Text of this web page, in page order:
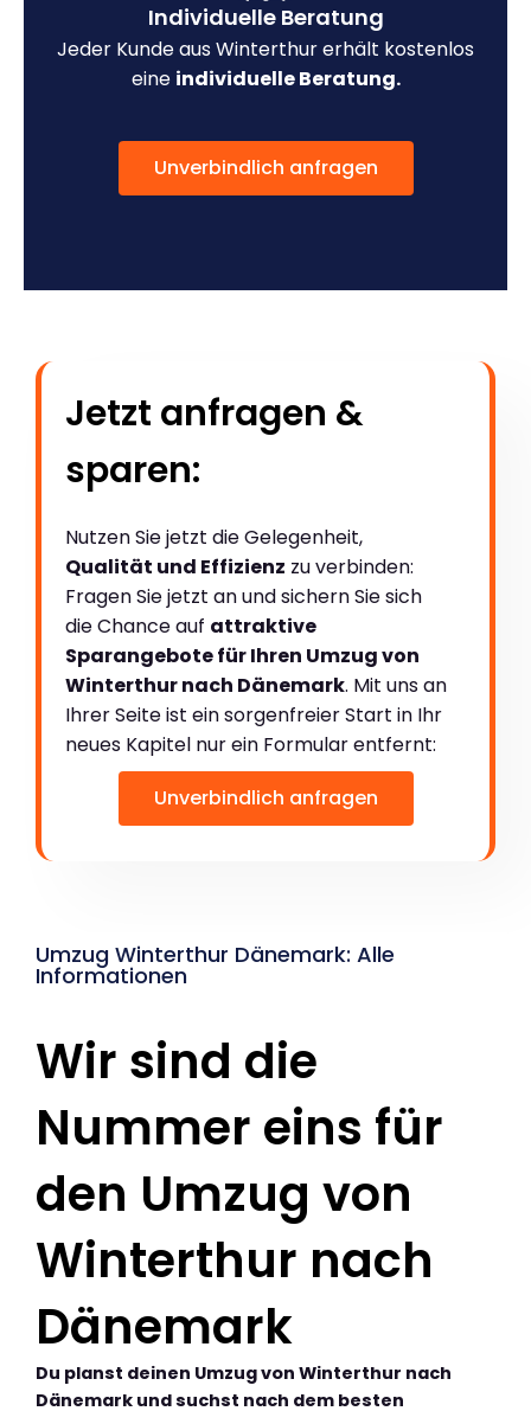
Individuelle Beratung
Jeder Kunde aus Winterthur erhält kostenlos
eine individuelle Beratung.
Unverbindlich anfragen
Jetzt anfragen &
sparen:
Nutzen Sie jetzt die Gelegenheit,
Qualität und Effizienz zu verbinden:
Fragen Sie jetzt an und sichern Sie sich
die Chance auf attraktive
Sparangebote für Ihren Umzug von
Winterthur nach Dänemark. Mit uns an
Ihrer Seite ist ein sorgenfreier Start in Ihr
neues Kapitel nur ein Formular entfernt:
Unverbindlich anfragen
Umzug Winterthur Dänemark: Alle
Informationen
Wir sind die
Nummer eins für
den Umzug von
Winterthur nach
Dänemark
Du planst deinen Umzug von Winterthur nach
Dänemark und suchst nach dem besten